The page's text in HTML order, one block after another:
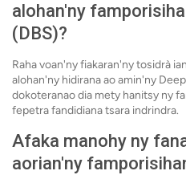
alohan'ny
(DBS)?
Raha voan'ny fiakaran'ny tosidrà
alohan'ny hidirana ao amin'ny
dokoteranao dia mety hanitsy ny
fepetra fandidiana tsara indrindra.
Afaka manohy ny
aorian'ny